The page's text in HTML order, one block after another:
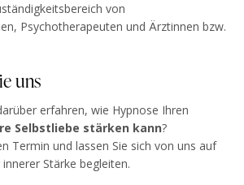
von
Psychotherapeuten und Ärztinnen bzw.
uns
erfahren, wie Hypnose Ihren
Selbstliebe stärken kann?
Termin und lassen Sie sich von uns auf
Stärke begleiten.